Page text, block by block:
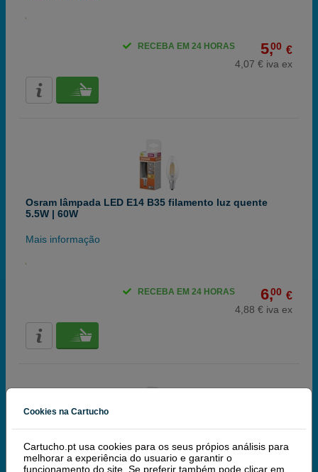
5,00 €
4,07 € iva ex
RECEBA EM 24 HORAS
Osram lâmpada LED E14 B35 filamento luz quente
5.5W | 60W
Mais informação
6,00 €
4,88 € iva ex
RECEBA EM 24 HORAS
Osram lâmpada LED E14 B35 filamento luz quente
regulável 1.8 W | 25 W
Cookies na Cartucho
Cartucho.pt usa cookies para os seus própios análisis para
melhorar a experiência do usuario e garantir o
funcionamento do site. Se preferir também pode clicar em